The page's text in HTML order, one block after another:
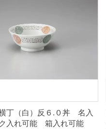
丁（白）反６.０丼 名入
入れ可能 箱入れ可能